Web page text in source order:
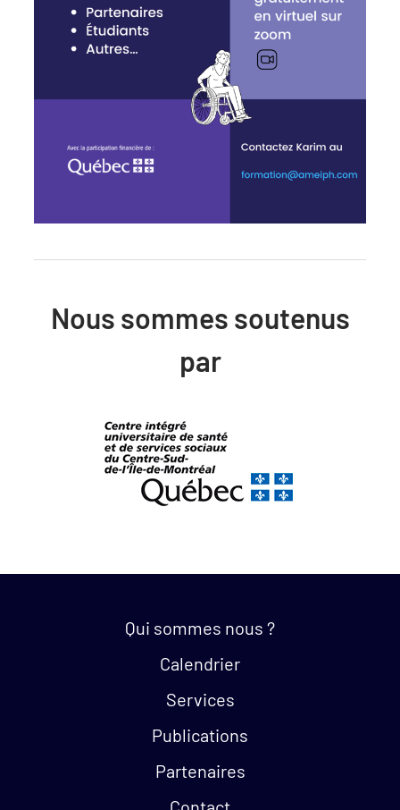
Nous sommes soutenus
par
Quick links:
Qui sommes nous ?
Calendrier
Services
Publications
Partenaires